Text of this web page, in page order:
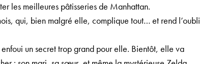
les meilleures pâtisseries de Manhattan.
qui, bien malgré elle, complique tout… et rend l’oubli
un secret trop grand pour elle. Bientôt, elle va